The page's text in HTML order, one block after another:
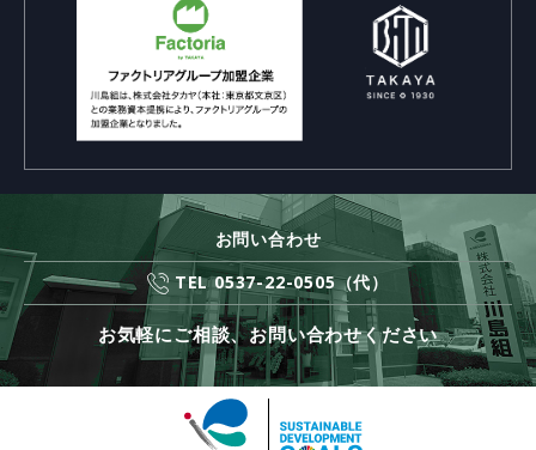
お問い合わせ
TEL 0537-22-0505（代）
お気軽にご相談、お問い合わせください